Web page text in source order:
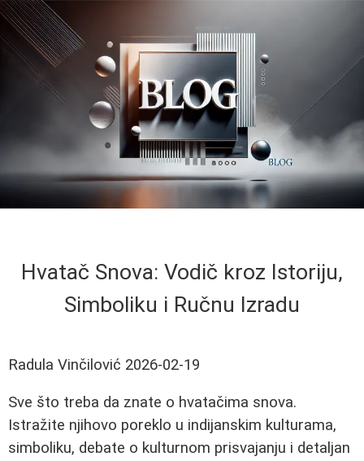
Hvatač Snova: Vodič kroz Istoriju,
Simboliku i Ručnu Izradu
Radula Vinčilović 2026-02-19
Sve što treba da znate o hvatačima snova.
Istražite njihovo poreklo u indijanskim kulturama,
simboliku, debate o kulturnom prisvajanju i detaljan